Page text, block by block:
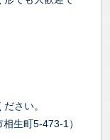
さい。
生町5-473-1）